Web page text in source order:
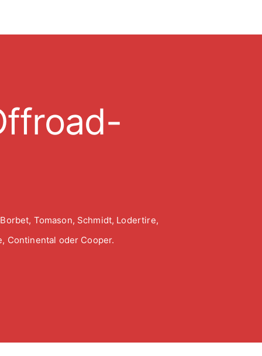
Tomason, Schmidt, Lodertire,
Continental oder Cooper.